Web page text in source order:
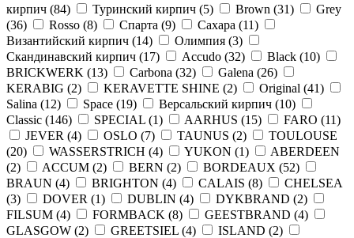
кирпич (84) Туринский кирпич (5) Brown (31)
Grey
(36) Rosso (8) Спарта (9) Сахара (11)
Византийский кирпич (14) Олимпия (3)
Скандинавский кирпич (17) Accudo (32) Black (10)
BRICKWERK (13) Carbona (32) Galena (26)
KERABIG (2) KERAVETTE SHINE (2) Original (41)
Salina (12) Space (19) Версальский кирпич (10)
Classic (146) SPECIAL (1) AARHUS (15) FARO (11)
JEVER (4) OSLO (7) TAUNUS (2)
TOULOUSE
(20) WASSERSTRICH (4) YUKON (1)
ABERDEEN
(2) ACCUM (2) BERN (2) BORDEAUX (52)
BRAUN (4) BRIGHTON (4) CALAIS (8)
CHELSEA
(3) DOVER (1) DUBLIN (4) DYKBRAND (2)
FILSUM (4) FORMBACK (8) GEESTBRAND (4)
GLASGOW (2) GREETSIEL (4) ISLAND (2)